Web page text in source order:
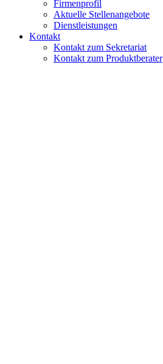
Firmenprofil
Aktuelle Stellenangebote
Dienstleistungen
Kontakt
Kontakt zum Sekretariat
Kontakt zum Produktberater